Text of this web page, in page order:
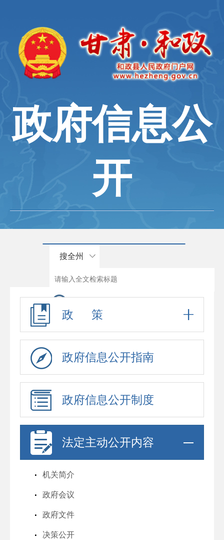
政府信息公
开
搜全州
政 策
政府信息公开指南
政府信息公开制度
法定主动公开内容
机关简介
政府会议
政府文件
决策公开